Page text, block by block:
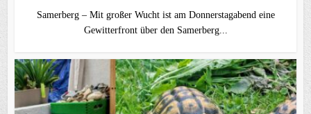
Samerberg – Mit großer Wucht ist am Donnerstagabend eine
Gewitterfront über den Samerberg...